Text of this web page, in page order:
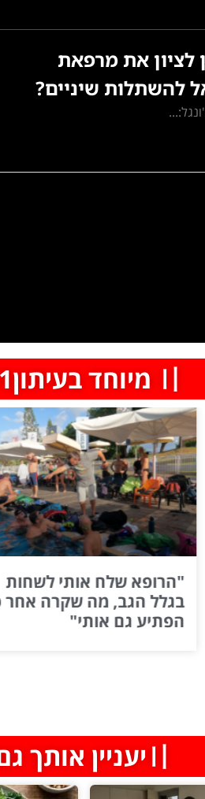
לציון את מרפאת
להשתלות שיניים?
〢 מיוחד בעיתון11
"הבלתי מוזרקים": מיהם
אלפי הישראלים שהצליחו
"לנצח" את כוכבי הוליווד
〢יעניין אותך גם